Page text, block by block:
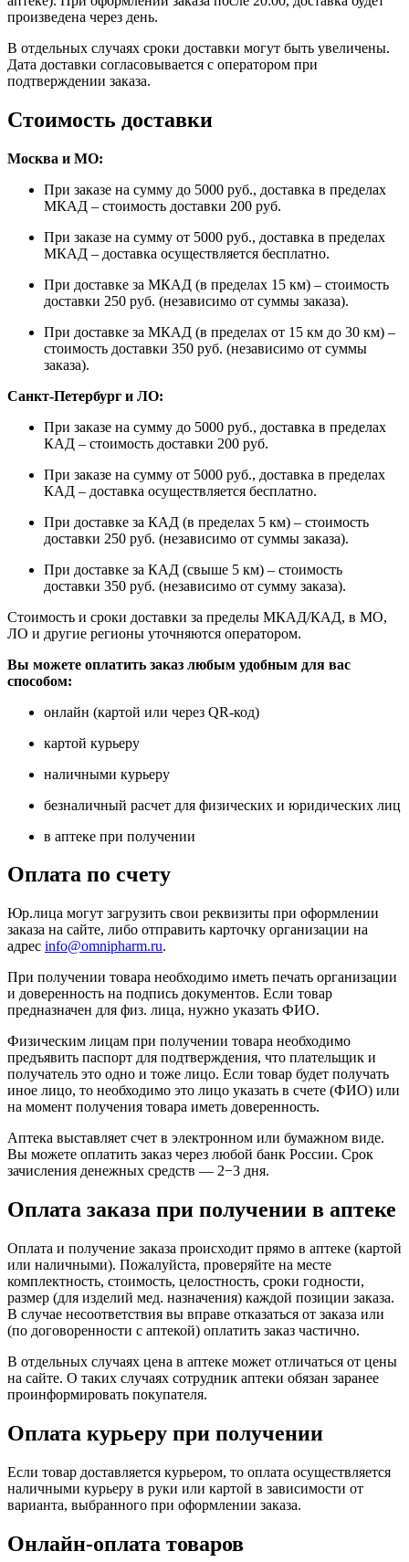
произведена через день.
В отдельных случаях сроки доставки могут быть увеличены.
Дата доставки согласовывается с оператором при
подтверждении заказа.
Стоимость доставки
Москва и МО:
При заказе на сумму до 5000 руб., доставка в пределах
МКАД – стоимость доставки 200 руб.
При заказе на сумму от 5000 руб., доставка в пределах
МКАД – доставка осуществляется бесплатно.
При доставке за МКАД (в пределах 15 км) – стоимость
доставки 250 руб. (независимо от суммы заказа).
При доставке за МКАД (в пределах от 15 км до 30 км) –
стоимость доставки 350 руб. (независимо от суммы
заказа).
Санкт-Петербург и ЛО:
При заказе на сумму до 5000 руб., доставка в пределах
КАД – стоимость доставки 200 руб.
При заказе на сумму от 5000 руб., доставка в пределах
КАД – доставка осуществляется бесплатно.
При доставке за КАД (в пределах 5 км) – стоимость
доставки 250 руб. (независимо от суммы заказа).
При доставке за КАД (свыше 5 км) – стоимость
доставки 350 руб. (независимо от сумму заказа).
Стоимость и сроки доставки за пределы МКАД/КАД, в МО,
ЛО и другие регионы уточняются оператором.
Вы можете оплатить заказ любым удобным для вас
способом:
онлайн (картой или через QR-код)
картой курьеру
наличными курьеру
безналичный расчет для физических и юридических лиц
в аптеке при получении
Оплата по счету
Юр.лица могут загрузить свои реквизиты при оформлении
заказа на сайте, либо отправить карточку организации на
адрес info@omnipharm.ru.
При получении товара необходимо иметь печать организации
и доверенность на подпись документов. Если товар
предназначен для физ. лица, нужно указать ФИО.
Физическим лицам при получении товара необходимо
предъявить паспорт для подтверждения, что плательщик и
получатель это одно и тоже лицо. Если товар будет получать
иное лицо, то необходимо это лицо указать в счете (ФИО) или
на момент получения товара иметь доверенность.
Аптека выставляет счет в электронном или бумажном виде.
Вы можете оплатить заказ через любой банк России. Срок
зачисления денежных средств — 2−3 дня.
Оплата заказа при получении в аптеке
Оплата и получение заказа происходит прямо в аптеке (картой
или наличными). Пожалуйста, проверяйте на месте
комплектность, стоимость, целостность, сроки годности,
размер (для изделий мед. назначения) каждой позиции заказа.
В случае несоответствия вы вправе отказаться от заказа или
(по договоренности с аптекой) оплатить заказ частично.
В отдельных случаях цена в аптеке может отличаться от цены
на сайте. О таких случаях сотрудник аптеки обязан заранее
проинформировать покупателя.
Оплата курьеру при получении
Если товар доставляется курьером, то оплата осуществляется
наличными курьеру в руки или картой в зависимости от
варианта, выбранного при оформлении заказа.
Онлайн-оплата товаров